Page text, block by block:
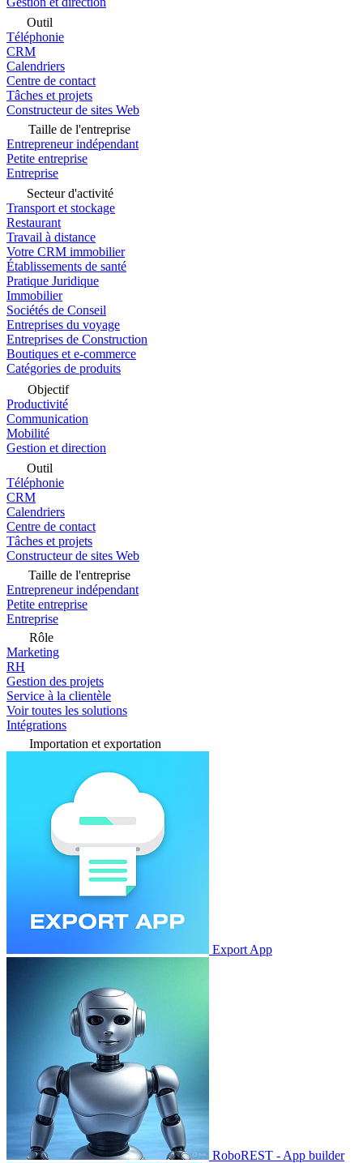
Outil
Téléphonie
CRM
Calendriers
Centre de contact
Tâches et projets
Constructeur de sites Web
Taille de l'entreprise
Entrepreneur indépendant
Petite entreprise
Entreprise
Secteur d'activité
Transport et stockage
Restaurant
Travail à distance
Votre CRM immobilier
Établissements de santé
Pratique Juridique
Immobilier
Sociétés de Conseil
Entreprises du voyage
Entreprises de Construction
Boutiques et e-commerce
Catégories de produits
Objectif
Productivité
Communication
Mobilité
Gestion et direction
Outil
Téléphonie
CRM
Calendriers
Centre de contact
Tâches et projets
Constructeur de sites Web
Taille de l'entreprise
Entrepreneur indépendant
Petite entreprise
Entreprise
Rôle
Marketing
RH
Gestion des projets
Service à la clientèle
Voir toutes les solutions
Intégrations
Importation et exportation
Export App
RoboREST - App builder